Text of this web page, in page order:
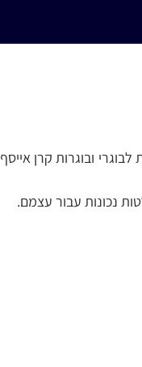
ובוגרות קרן אייסף
נכונות עבור עצמם.